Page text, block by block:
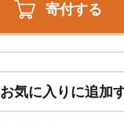
寄付する
お気に入りに追加